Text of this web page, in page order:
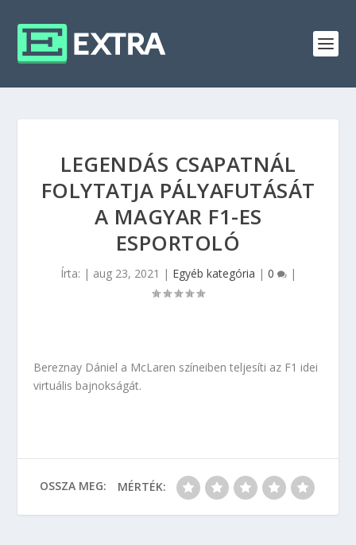
LEGENDÁS CSAPATNÁL
FOLYTATJA PÁLYAFUTÁSÁT
A MAGYAR F1-ES
ESPORTOLÓ
Írta: | aug 23, 2021 | Egyéb kategória | 0 |
Bereznay Dániel a McLaren színeiben teljesíti az F1 idei
virtuális bajnokságát.
OSSZA MEG: MÉRTÉK: